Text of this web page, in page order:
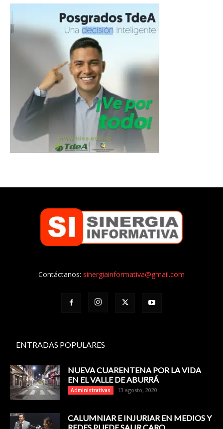
Contáctanos: sinergiainformativa@gmail.com
ENTRADAS POPULARES
NUEVA CUARENTENA POR LA VIDA
EN EL VALLE DE ABURRÁ
Administrativas 13 agosto, 2020
CALUMNIAR E INJURIAR EN MEDIOS Y